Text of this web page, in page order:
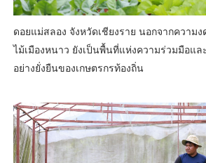
ดอยแม่สลอง จังหวัดเชียงราย นอกจากความ
ไม้เมืองหนาว ยังเป็นพื้นที่แห่งความร่วมมือแ
อย่างยั่งยืนของเกษตรกรท้องถิ่น